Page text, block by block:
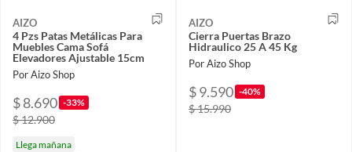
AIZO
4 Pzs Patas Metálicas Para
Muebles Cama Sofá
Elevadores Ajustable 15cm
Por Aizo Shop
$ 8.690 -33%
$ 12.900
Llega mañana
AIZO
Cierra Puertas Brazo
Hidraulico 25 A 45 Kg
Por Aizo Shop
$ 9.590 -40%
$ 15.990